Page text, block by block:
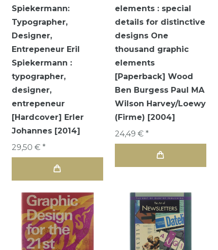
Spiekermann:
Typographer,
Designer,
Entrepeneur Eril
Spiekermann :
typographer,
designer,
entrepeneur
[Hardcover] Erler
Johannes [2014]
29,50 € *
elements : special
details for distinctive
designs One
thousand graphic
elements
[Paperback] Wood
Ben Burgess Paul MA
Wilson Harvey/Loewy
(Firme) [2004]
24,49 € *